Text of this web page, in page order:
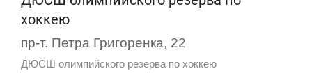
хоккею
пр-т. Петра Григоренка, 22
ДЮСШ олимпийского резерва по хоккею